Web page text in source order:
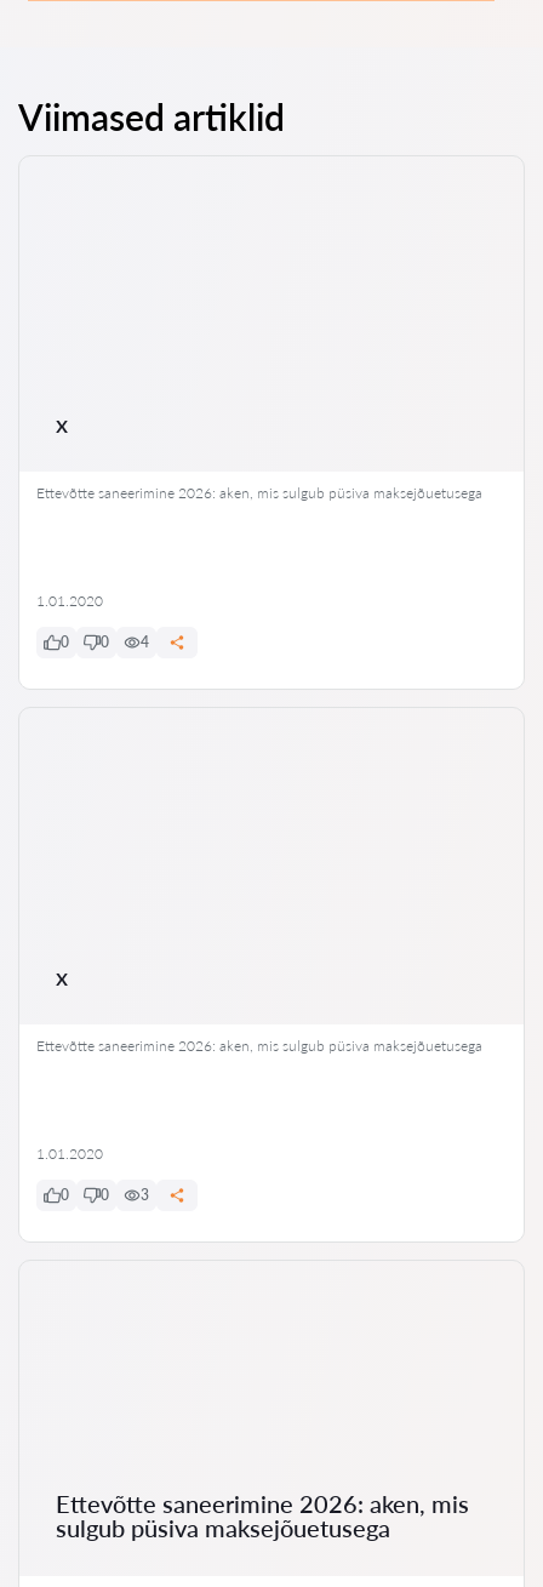
Viimased artiklid
x
Ettevõtte saneerimine 2026: aken, mis sulgub püsiva maksejõuetusega
1.01.2020
0 0 4
x
Ettevõtte saneerimine 2026: aken, mis sulgub püsiva maksejõuetusega
1.01.2020
0 0 3
Ettevõtte saneerimine 2026: aken, mis
sulgub püsiva maksejõuetusega